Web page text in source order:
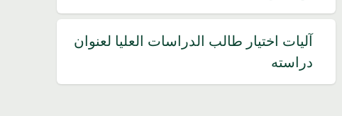
آليات اختيار طالب الدراسات العليا لعنوان
دراسته